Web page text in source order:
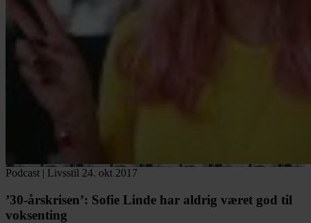
Podcast | Livsstil 24. okt 2017
’30-årskrisen’: Sofie Linde har aldrig været god til
voksenting